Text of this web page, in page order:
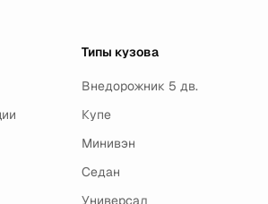
Типы кузова
Внедорожник 5 дв.
Купе
Минивэн
Седан
Универсал